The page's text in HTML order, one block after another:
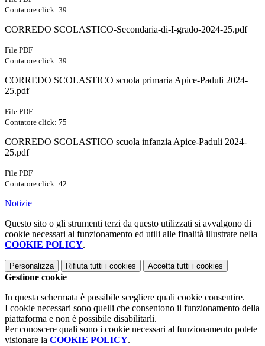
Contatore click: 39
CORREDO SCOLASTICO-Secondaria-di-I-grado-2024-25.pdf
File PDF
Contatore click: 39
CORREDO SCOLASTICO scuola primaria Apice-Paduli 2024-
25.pdf
File PDF
Contatore click: 75
CORREDO SCOLASTICO scuola infanzia Apice-Paduli 2024-
25.pdf
File PDF
Contatore click: 42
Notizie
Questo sito o gli strumenti terzi da questo utilizzati si avvalgono di
cookie necessari al funzionamento ed utili alle finalità illustrate nella
COOKIE POLICY.
Personalizza Rifiuta tutti i cookies Accetta tutti i cookies
Gestione cookie
In questa schermata è possibile scegliere quali cookie consentire.
I cookie necessari sono quelli che consentono il funzionamento della
piattaforma e non è possibile disabilitarli.
Per conoscere quali sono i cookie necessari al funzionamento potete
visionare la COOKIE POLICY.